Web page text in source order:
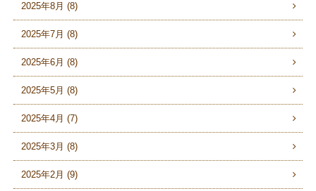
2025年8月 (8)
2025年7月 (8)
2025年6月 (8)
2025年5月 (8)
2025年4月 (7)
2025年3月 (8)
2025年2月 (9)